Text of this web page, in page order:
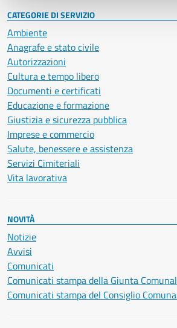
CATEGORIE DI SERVIZIO
Ambiente
Anagrafe e stato civile
Autorizzazioni
Cultura e tempo libero
Documenti e certificati
Educazione e formazione
Giustizia e sicurezza pubblica
Imprese e commercio
Salute, benessere e assistenza
Servizi Cimiteriali
Vita lavorativa
NOVITÀ
Notizie
Avvisi
Comunicati
Comunicati stampa della Giunta
Comunicati stampa del Consiglio